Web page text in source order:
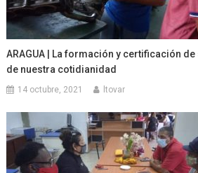
ARAGUA | La formación y certificación
de nuestra cotidianidad
14 octubre, 2021 ltovar